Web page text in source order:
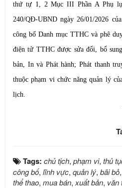
thứ tự 1, 2 Mục III Phần A Phụ
240/QĐ-UBND ngày 26/01/2026
công bố Danh mục TTHC và phê
điện tử TTHC được sửa đổi, bổ
bản, In và Phát hành; Phát thanh
thuộc phạm vi chức năng quản lý
lịch.
Tags: chủ tịch, phạm vi, thủ
công bố, lĩnh vực, quản lý, bãi bỏ,
thể thao, mua bán, xuất bản, văn